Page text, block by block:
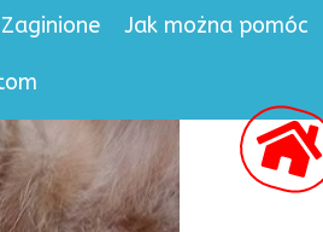
Zaginione Jak można pomóc